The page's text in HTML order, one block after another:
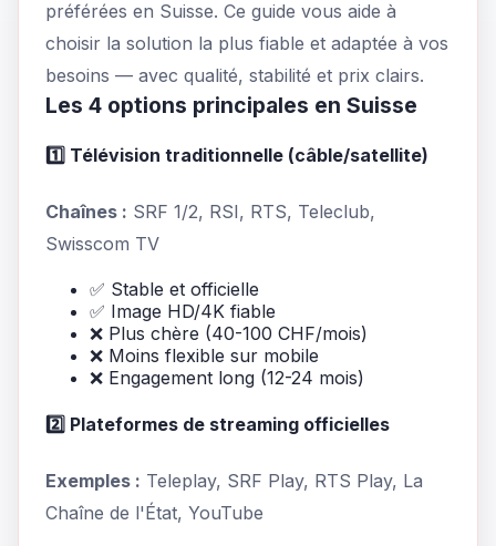
préférées en Suisse. Ce guide vous aide à
choisir la solution la plus fiable et adaptée à vos
besoins — avec qualité, stabilité et prix clairs.
Les 4 options principales en Suisse
1️⃣ Télévision traditionnelle (câble/satellite)
Chaînes : SRF 1/2, RSI, RTS, Teleclub,
Swisscom TV
✅ Stable et officielle
✅ Image HD/4K fiable
❌ Plus chère (40-100 CHF/mois)
❌ Moins flexible sur mobile
❌ Engagement long (12-24 mois)
2️⃣ Plateformes de streaming officielles
Exemples : Teleplay, SRF Play, RTS Play, La
Chaîne de l'État, YouTube